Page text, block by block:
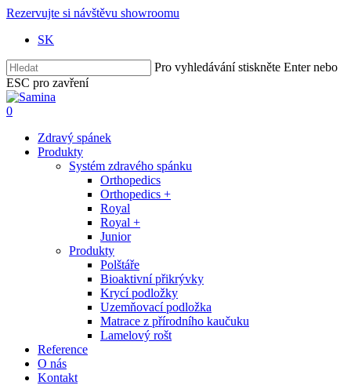
Skip
main
Rezervujte si návštěvu showroomu
SK
Pro vyhledávání stiskněte Enter nebo
ESC pro zavření
Close
Search
Hledat
0
Zdravý spánek
Produkty
Systém zdravého spánku
Orthopedics
Orthopedics +
Royal
Royal +
Junior
Produkty
Polštáře
Bioaktivní přikrývky
Krycí podložky
Uzemňovací podložka
Matrace z přírodního kaučuku
Lamelový rošt
Reference
O nás
Kontakt